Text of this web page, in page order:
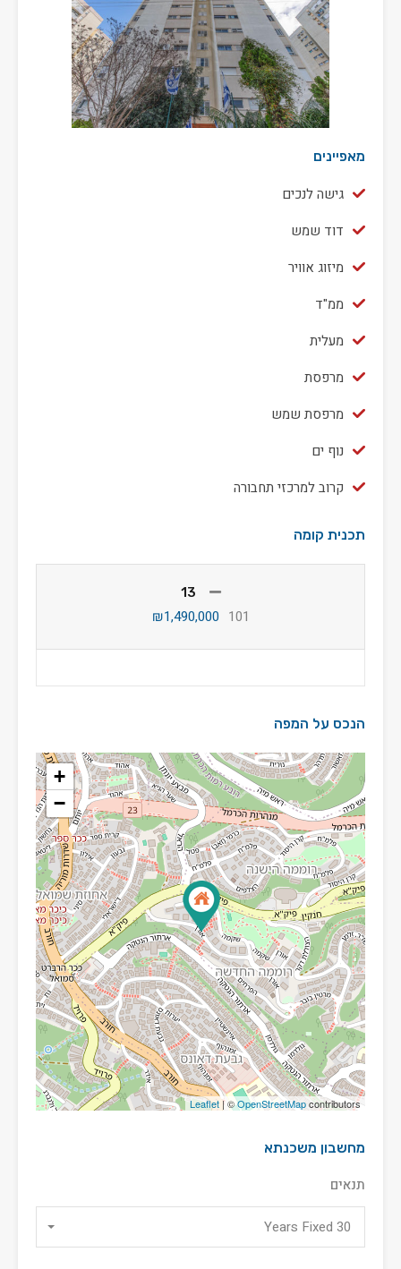
מאפיינים
גישה לנכים
דוד שמש
מיזוג אוויר
ממ"ד
מעלית
מרפסת
מרפסת שמש
נוף ים
קרוב למרכזי תחבורה
תכנית קומה
13
101
₪1,490,000
הנכס על המפה
+
−
Leaflet| ©OpenStreetMapcontributors
מחשבון משכנתא
תנאים
30 Years Fixed